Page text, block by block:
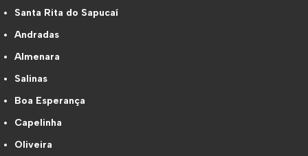
Santa Rita do Sapucaí
Andradas
Almenara
Salinas
Boa Esperança
Capelinha
Oliveira